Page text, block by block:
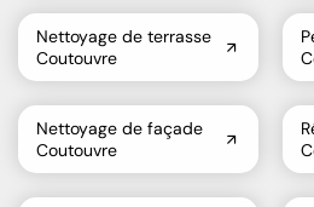
Nettoyage de terrasse
Coutouvre
Nettoyage de façade
Coutouvre